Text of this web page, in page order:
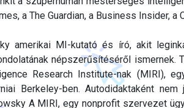
a The Guardian, a Business Insider, a
amerikai MI-kutató és író, akit
népszerűsítéséről ismernek.
Research Institute-nak (MIRI),
Berkeley-ben. Autodidaktaként nem
A MIRI, egy nonprofit szervezet